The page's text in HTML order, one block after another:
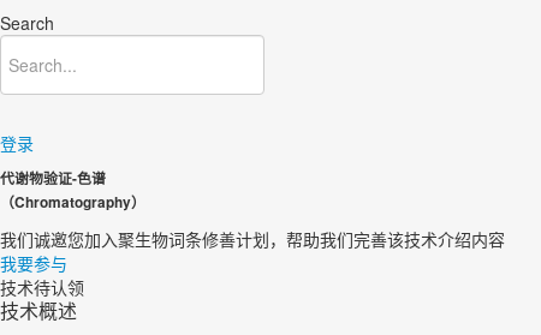
Search
登录
代谢物验证-色谱
（Chromatography）
我们诚邀您加入聚生物词条修善计划，帮助我们完善该技术介绍内容​
我要参与
技术待认领
技术概述